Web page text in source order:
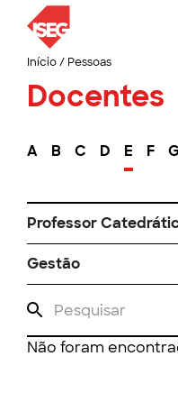
Início/ Pessoas
Docentes
A B C D E F
Professor
Gestão
Não foram